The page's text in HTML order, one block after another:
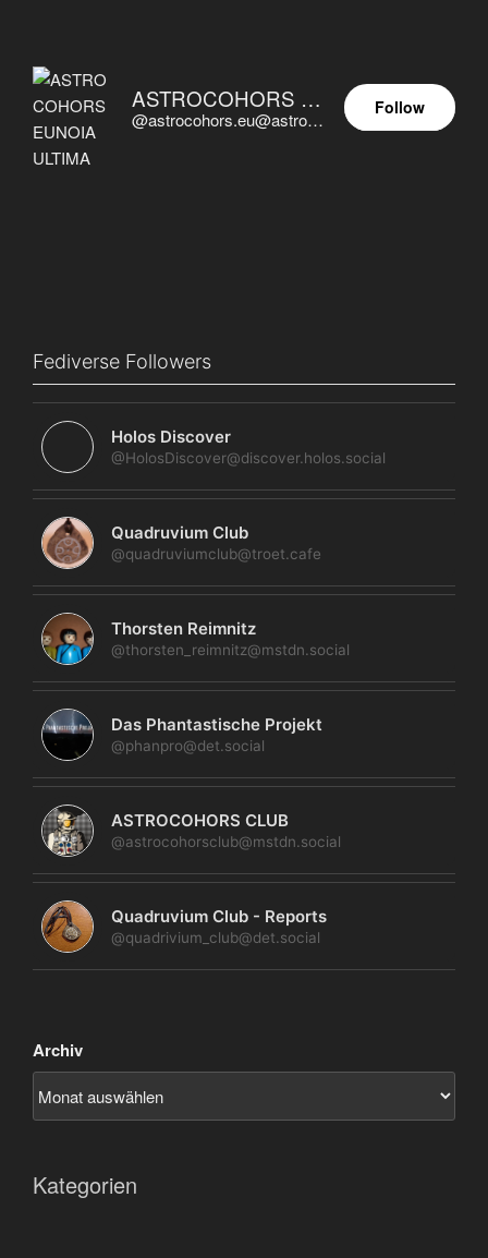
ASTROCOHORS EUNOIA ULTIMA
@astrocohors.eu@astrocohors.eu
Follow
Fediverse Followers
Holos Discover
@HolosDiscover@discover.holos.social
Quadruvium Club
@quadruviumclub@troet.cafe
Thorsten Reimnitz
@thorsten_reimnitz@mstdn.social
Das Phantastische Projekt
@phanpro@det.social
ASTROCOHORS CLUB
@astrocohorsclub@mstdn.social
Quadruvium Club - Reports
@quadrivium_club@det.social
Archiv
Kategorien